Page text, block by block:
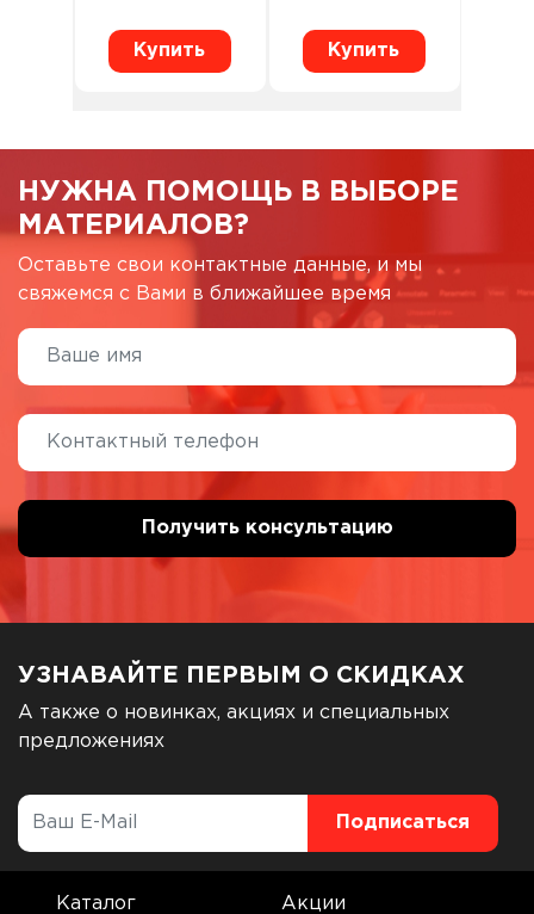
Купить Купить
НУЖНА ПОМОЩЬ В ВЫБОРЕ
МАТЕРИАЛОВ?
Оставьте свои контактные данные, и мы
свяжемся с Вами в ближайшее время
УЗНАВАЙТЕ ПЕРВЫМ О СКИДКАХ
А также о новинках, акциях и специальных
предложениях
Каталог Акции